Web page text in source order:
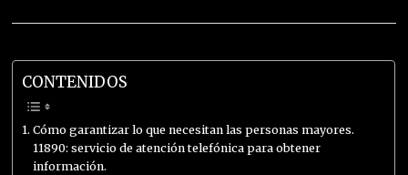
CONTENIDOS
Cómo garantizar lo que necesitan las personas mayores.
11890: servicio de atención telefónica para obtener
información.